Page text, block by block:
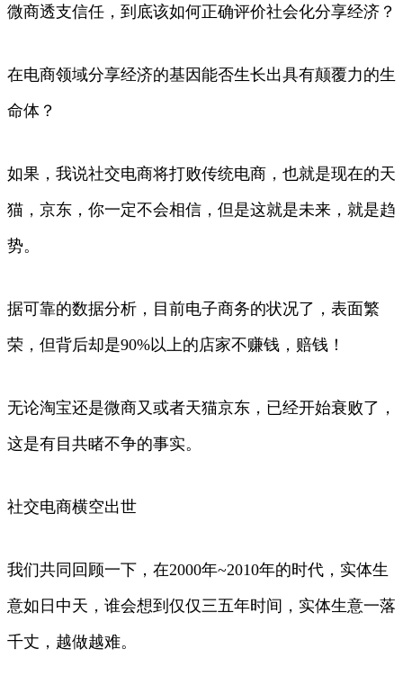
微商透支信任，到底该如何正确评价社会化分享经济？
在电商领域分享经济的基因能否生长出具有颠覆力的生
命体？
如果，我说社交电商将打败传统电商，也就是现在的天
猫，京东，你一定不会相信，但是这就是未来，就是趋
势。
据可靠的数据分析，目前电子商务的状况了，表面繁
荣，但背后却是90%以上的店家不赚钱，赔钱！
无论淘宝还是微商又或者天猫京东，已经开始衰败了，
这是有目共睹不争的事实。
社交电商横空出世
我们共同回顾一下，在2000年~2010年的时代，实体生
意如日中天，谁会想到仅仅三五年时间，实体生意一落
千丈，越做越难。